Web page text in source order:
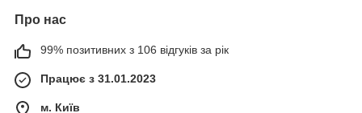
Про нас
99% позитивних з 106 відгуків за рік
Працює з 31.01.2023
м. Київ